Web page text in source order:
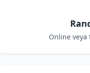
Online veya